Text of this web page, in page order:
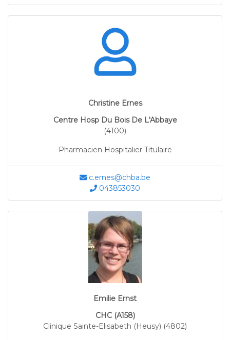
Christine Ernes
Centre Hosp Du Bois De L'Abbaye
(4100)
Pharmacien Hospitalier Titulaire
c.ernes@chba.be
043853030
Emilie Ernst
CHC (A158)
Clinique Sainte-Elisabeth (Heusy) (4802)